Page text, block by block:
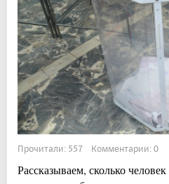
Прочитали: 557 Комментарии: 0
Рассказываем, сколько